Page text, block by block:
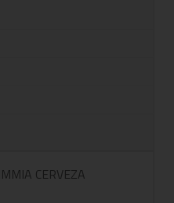
CERVEZA